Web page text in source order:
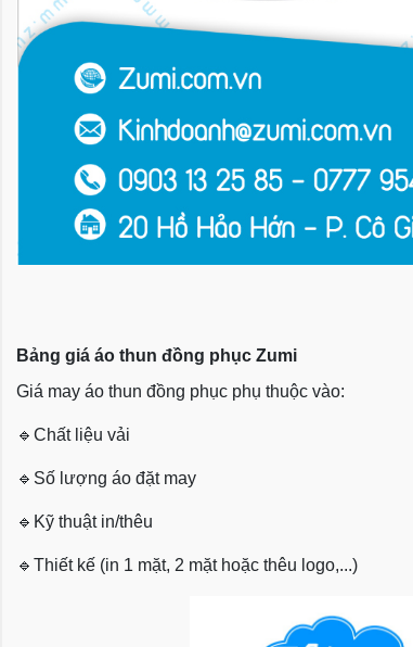
Bảng giá áo thun đồng phục Zumi
Giá may áo thun đồng phục phụ thuộc vào:
🔹 Chất liệu vải
🔹 Số lượng áo đặt may
🔹 Kỹ thuật in/thêu
🔹 Thiết kế (in 1 mặt, 2 mặt hoặc thêu logo,...)